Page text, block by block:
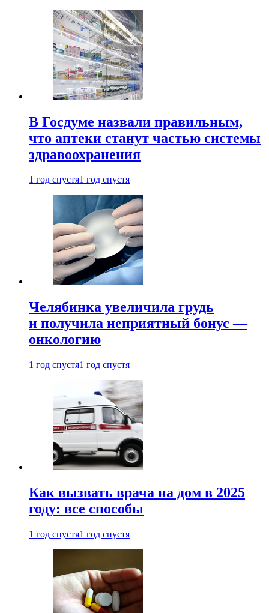
В Госдуме назвали правильным,
что аптеки станут частью системы
здравоохранения
1 год спустя1 год спустя
Челябинка увеличила грудь
и получила неприятный бонус —
онкологию
1 год спустя1 год спустя
Как вызвать врача на дом в 2025
году: все способы
1 год спустя1 год спустя